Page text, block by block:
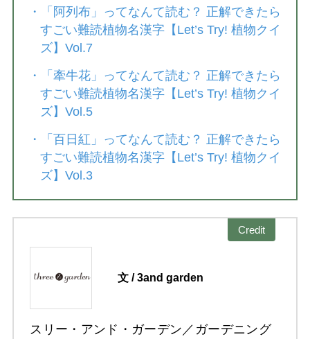
・
「阿列布」ってなんて読む？ 正解できたら
すごい難読植物名漢字【Let’s Try! 植物クイ
ズ】Vol.7
・
「牽牛花」ってなんて読む？ 正解できたら
すごい難読植物名漢字【Let’s Try! 植物クイ
ズ】Vol.5
・
「百日紅」ってなんて読む？ 正解できたら
すごい難読植物名漢字【Let’s Try! 植物クイ
ズ】Vol.3
Credit
文 / 3and garden
スリー・アンド・ガーデン／ガーデニング